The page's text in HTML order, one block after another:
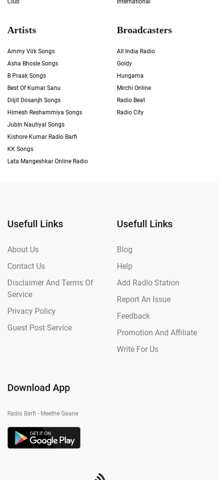
Club
International
Artists
Ammy Virk Songs
Asha Bhosle Songs
B Praak Songs
Best Of Kumar Sanu
Diljit Dosanjh Songs
Himesh Reshammiya Songs
Jubin Nautiyal Songs
Kishore Kumar Radio Barfi
KK Songs
Lata Mangeshkar Online Radio
Broadcasters
All India Radio
Goldy
Hungama
Mirchi Online
Radio Beat
Radio City
Usefull Links
About Us
Contact Us
Disclaimer And Terms Of
Service
Privacy Policy
Guest Post Service
Usefull Links
Blog
Help
Add Radio Station
Report An Issue
Feedback
Promotion And Affiliate
Write For Us
Download App
Radio Barfi - Meethe Gaane